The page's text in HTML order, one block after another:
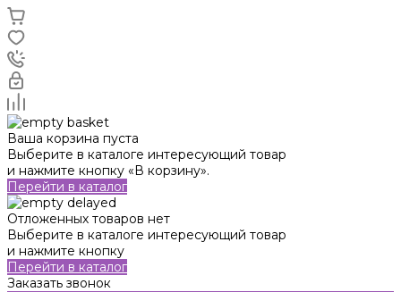
Ваша корзина пуста
Выберите в каталоге интересующий товар
и нажмите кнопку «В корзину».
Перейти в каталог
Отложенных товаров нет
Выберите в каталоге интересующий товар
и нажмите кнопку
Перейти в каталог
Заказать звонок